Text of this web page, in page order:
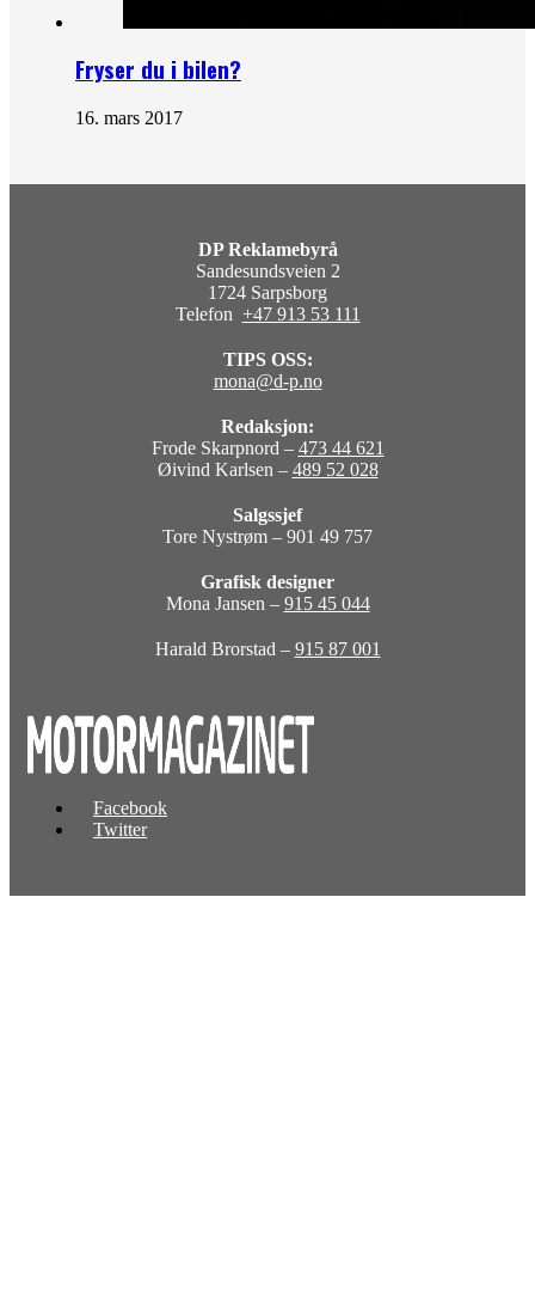
Fryser du i bilen?
16. mars 2017
DP Reklamebyrå
Sandesundsveien 2
1724 Sarpsborg
Telefon +47 913 53 111
TIPS OSS:
mona@d-p.no
Redaksjon:
Frode Skarpnord – 473 44 621
Øivind Karlsen – 489 52 028
Salgssjef
Tore Nystrøm – 901 49 757
Grafisk designer
Mona Jansen – 915 45 044
Harald Brorstad – 915 87 001
Facebook
Twitter